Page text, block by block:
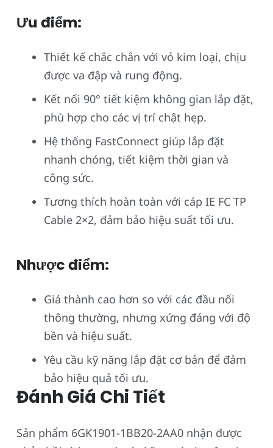
Ưu điểm:
Thiết kế chắc chắn với vỏ kim loại, chịu
được va đập và rung động.
Kết nối 90° tiết kiệm không gian lắp đặt,
phù hợp cho các vị trí chật hẹp.
Hệ thống FastConnect giúp lắp đặt
nhanh chóng, tiết kiệm thời gian và
công sức.
Tương thích hoàn toàn với cáp IE FC TP
Cable 2×2, đảm bảo hiệu suất tối ưu.
Nhược điểm:
Giá thành cao hơn so với các đầu nối
thông thường, nhưng xứng đáng với độ
bền và hiệu suất.
Yêu cầu kỹ năng lắp đặt cơ bản để đảm
bảo hiệu quả tối ưu.
Đánh Giá Chi Tiết
Sản phẩm 6GK1901-1BB20-2AA0 nhận được